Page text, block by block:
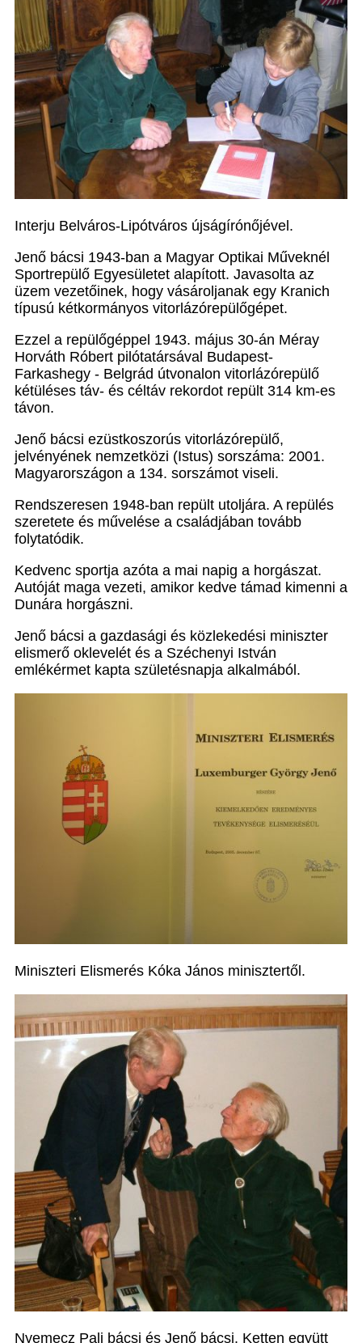
Interju Belváros-Lipótváros újságírónőjével.
Jenő bácsi 1943-ban a Magyar Optikai Műveknél
Sportrepülő Egyesületet alapított. Javasolta az
üzem vezetőinek, hogy vásároljanak egy Kranich
típusú kétkormányos vitorlázórepülőgépet.
Ezzel a repülőgéppel 1943. május 30-án Méray
Horváth Róbert pilótatársával Budapest-
Farkashegy - Belgrád útvonalon vitorlázórepülő
kétüléses táv- és céltáv rekordot repült 314 km-es
távon.
Jenő bácsi ezüstkoszorús vitorlázórepülő,
jelvényének nemzetközi (Istus) sorszáma: 2001.
Magyarországon a 134. sorszámot viseli.
Rendszeresen 1948-ban repült utoljára. A repülés
szeretete és művelése a családjában tovább
folytatódik.
Kedvenc sportja azóta a mai napig a horgászat.
Autóját maga vezeti, amikor kedve támad kimenni a
Dunára horgászni.
Jenő bácsi a gazdasági és közlekedési miniszter
elismerő oklevelét és a Széchenyi István
emlékérmet kapta születésnapja alkalmából.
Miniszteri Elismerés Kóka János minisztertől.
Nyemecz Pali bácsi és Jenő bácsi. Ketten együtt